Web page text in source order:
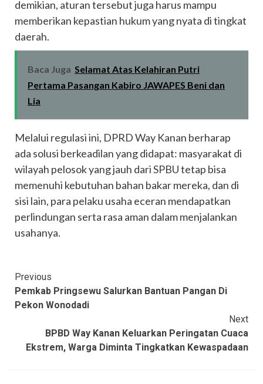
demikian, aturan tersebut juga harus mampu
memberikan kepastian hukum yang nyata di tingkat
daerah.
Baca Juga Selamat Atas Kelahiran Putri
Pertama Pasangan Kabiro JAWAPES Beni dan
Lia
Melalui regulasi ini, DPRD Way Kanan berharap
ada solusi berkeadilan yang didapat: masyarakat di
wilayah pelosok yang jauh dari SPBU tetap bisa
memenuhi kebutuhan bahan bakar mereka, dan di
sisi lain, para pelaku usaha eceran mendapatkan
perlindungan serta rasa aman dalam menjalankan
usahanya.
Continue
Reading
Previous
Pemkab Pringsewu Salurkan Bantuan Pangan Di
Pekon Wonodadi‎‎
Next
BPBD Way Kanan Keluarkan Peringatan Cuaca
Ekstrem, Warga Diminta Tingkatkan Kewaspadaan